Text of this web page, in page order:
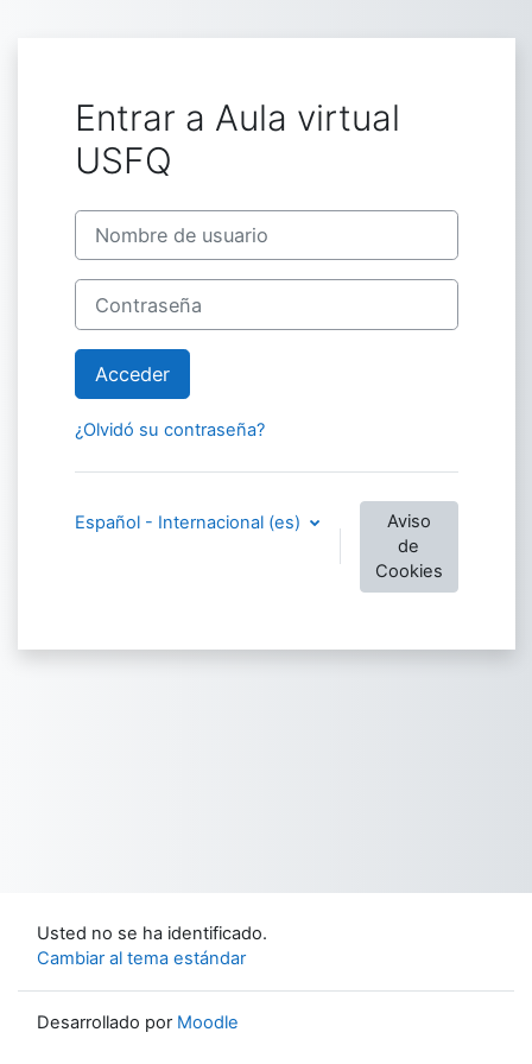
Entrar a Aula virtual
USFQ
Nombre de usuario
Contraseña
Acceder
¿Olvidó su contraseña?
Español - Internacional ‎(es)‎
Aviso
de
Cookies
Usted no se ha identificado.
Cambiar al tema estándar
Desarrollado por Moodle